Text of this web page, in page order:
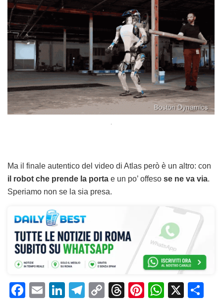
.
Ma il finale autentico del video di Atlas però è un altro: con
il robot che prende la porta e un po’ offeso se ne va via.
Speriamo non se la sia presa.
F
E
Li T
C
T
Pi W X